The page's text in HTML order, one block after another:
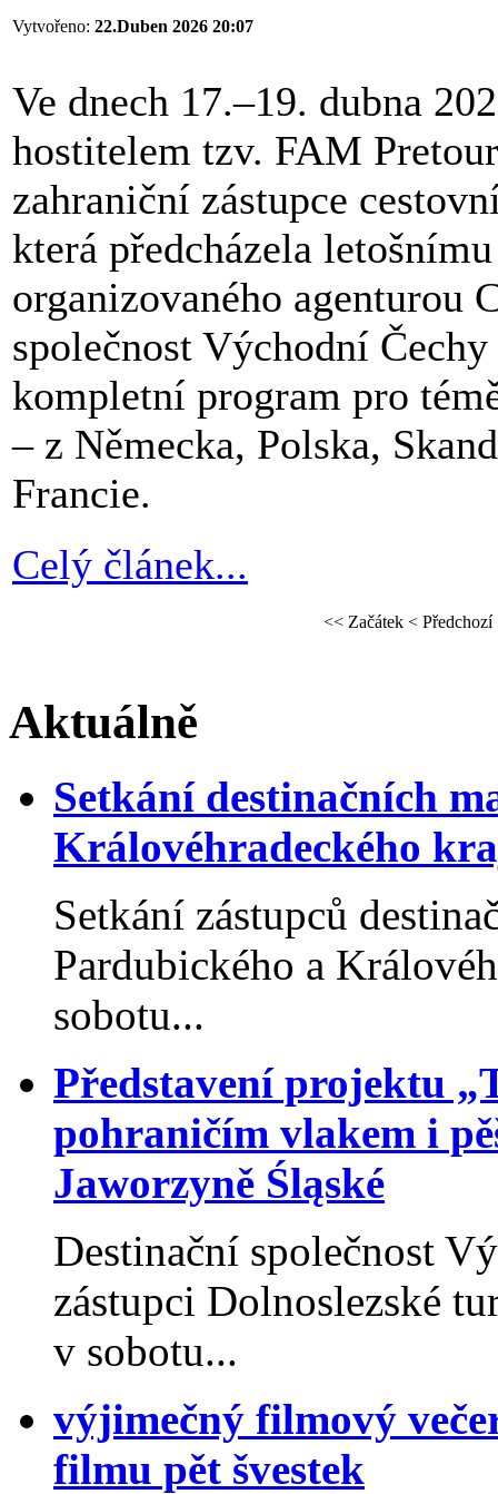
Vytvořeno: 22.Duben 2026 20:07
Ve dnech 17.–19. dubna
hostitelem tzv. FAM
zahraniční zástupce
která předcházela
organizovaného agenturou
společnost Východní
kompletní program pro
– z Německa, Polska,
Francie.
Celý článek...
<< Začátek < Předchozí
Aktuálně
Setkání destinačních
Královéhradeckého
Setkání zástupců
Pardubického a
sobotu...
Představení projektu
pohraničím vlakem i
Jaworzyně Śląské
Destinační společnost
zástupci Dolnoslezské
v sobotu...
výjimečný filmový
filmu pět švestek